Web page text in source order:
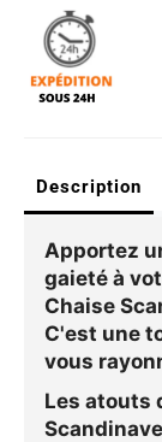
Description
Apportez
gaieté à
Chaise
C'est une
vous
Les atouts